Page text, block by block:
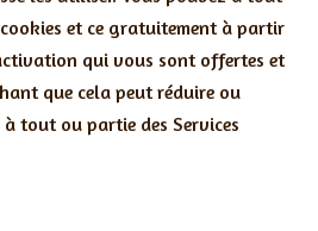
et ce gratuitement à partir
qui vous sont offertes et
que cela peut réduire ou
à tout ou partie des Services